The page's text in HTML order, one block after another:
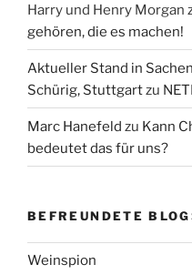
Harry und Henry Morgan
gehören, die es machen!
Aktueller Stand in
Schürig, Stuttgartzu
Marc Hanefeld zu Kann
bedeutet das für uns?
BEFREUNDETE
Weinspion